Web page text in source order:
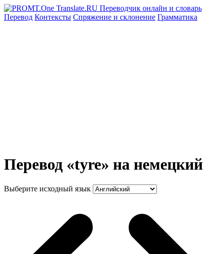
Перевод Контексты Спряжение и склонение Грамматика
Перевод «tyre» на немецкий
Выберите исходный язык